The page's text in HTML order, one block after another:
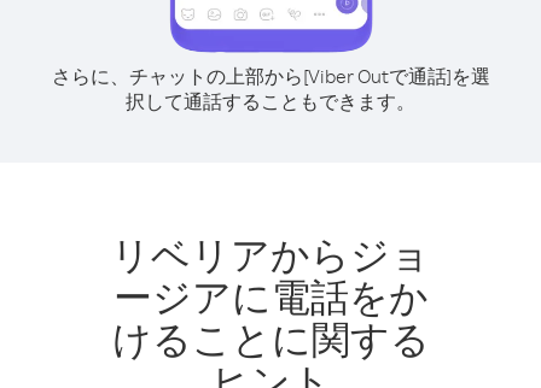
さらに、チャットの上部から[Viber Outで通話]を選
択して通話することもできます。
リベリアからジョ
ージアに電話をか
けることに関する